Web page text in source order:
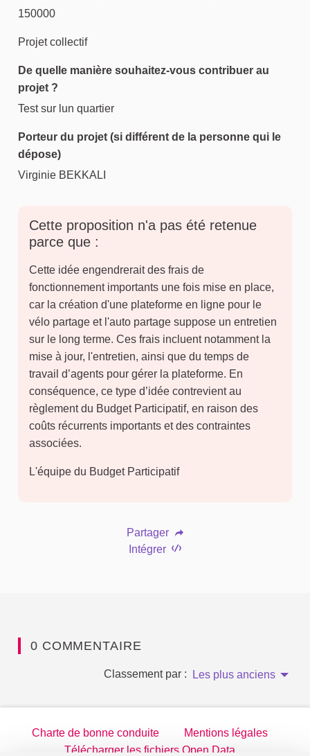
150000
Projet collectif
De quelle manière souhaitez-vous contribuer au
projet ?
Test sur lun quartier
Porteur du projet (si différent de la personne qui le
dépose)
Virginie BEKKALI
Cette proposition n'a pas été retenue
parce que :
Cette idée engendrerait des frais de
fonctionnement importants une fois mise en place,
car la création d'une plateforme en ligne pour le
vélo partage et l'auto partage suppose un entretien
sur le long terme. Ces frais incluent notamment la
mise à jour, l'entretien, ainsi que du temps de
travail d’agents pour gérer la plateforme. En
conséquence, ce type d’idée contrevient au
règlement du Budget Participatif, en raison des
coûts récurrents importants et des contraintes
associées.
L'équipe du Budget Participatif
Partager
Intégrer
0 COMMENTAIRE
Classement par : Les plus anciens
Charte de bonne conduite
Mentions légales
Télécharger les fichiers Open Data